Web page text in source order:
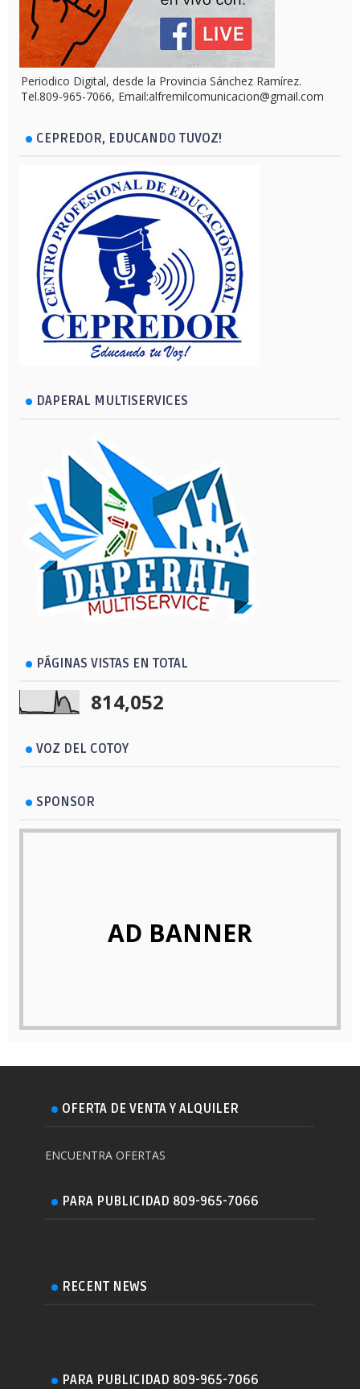
Periodico Digital, desde la Provincia Sánchez Ramírez.
Tel.809-965-7066, Email:alfremilcomunicacion@gmail.com
CEPREDOR, EDUCANDO TUVOZ!
DAPERAL MULTISERVICES
PÁGINAS VISTAS EN TOTAL
814,052
VOZ DEL COTOY
SPONSOR
AD BANNER
OFERTA DE VENTA Y ALQUILER
ENCUENTRA OFERTAS
PARA PUBLICIDAD 809-965-7066
RECENT NEWS
PARA PUBLICIDAD 809-965-7066